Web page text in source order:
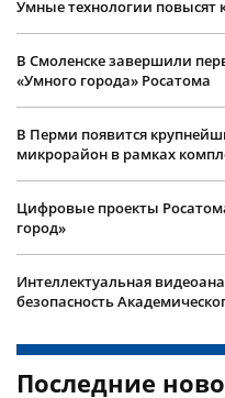
Умные технологии
В Смоленске завершили
«Умного города» Росатома
В Перми появится
микрорайон в рамках
Цифровые проекты
город»
Интеллектуальная
безопасность
Последние